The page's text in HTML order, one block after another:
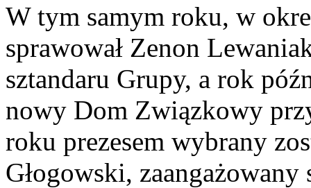
W tym samym roku, w
sprawował Zenon
sztandaru Grupy, a rok
nowy Dom Związkowy
roku prezesem wybrany
Głogowski,